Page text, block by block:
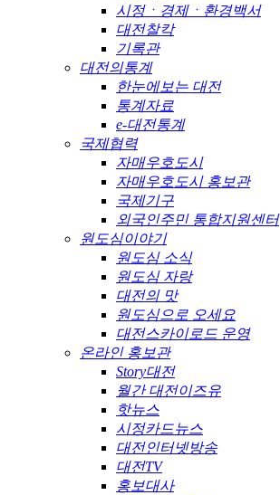
시정ㆍ경제ㆍ환경백서
대전찰칵
기록관
대전의통계
한눈에보는 대전
통계자료
e-대전통계
국제협력
자매우호도시
자매우호도시 홍보관
국제기구
외국인주민 통합지원센터
원도심이야기
원도심 소식
원도심 자랑
대전의 맛
원도심으로 오세요
대전스카이로드 운영
온라인 홍보관
Story대전
월간 대전이즈유
핫뉴스
시정카드뉴스
대전인터넷방송
대전TV
홍보대사